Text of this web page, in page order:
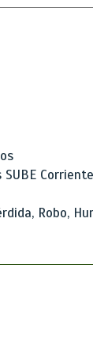
Robo,